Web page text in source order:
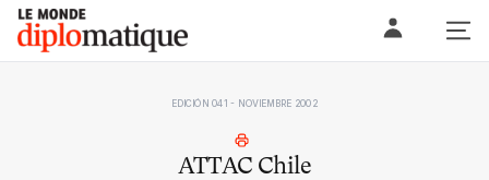
Skip
content
Le monde diplomatique
EDICIÓN 041 - NOVIEMBRE 2002
ATTAC Chile